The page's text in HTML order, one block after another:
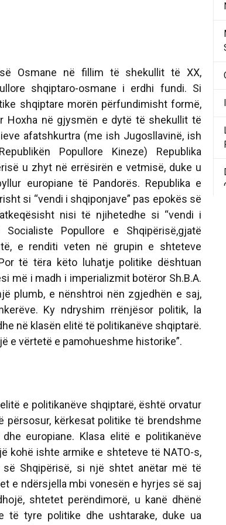
Osmane në fillim të shekullit të XX,
shqiptaro-osmane i erdhi fundi. Si
shqiptare morën përfundimisht formë,
Hoxha në gjysmën e dytë të shekullit të
afatshkurtra (me ish Jugosllavinë, ish
Popullore Kineze) Republika
u zhyt në errësirën e vetmisë, duke u
europiane të Pandorës. Republika e
si “vendi i shqiponjave” pas epokës së
nisi të njihetedhe si “vendi i
Socialiste Popullore e Shqipërisë,gjatë
e renditi veten në grupin e shteteve
të tëra këto luhatje politike dështuan
më i madh i imperializmit botëror Sh.B.A.
plumb, e nënshtroi nën zgjedhën e saj,
Ky ndryshim rrënjësor politik, la
në klasën elitë të politikanëve shqiptarë.
e vërtetë e pamohueshme historike”.
e politikanëve shqiptarë, është orvatur
përsosur, kërkesat politike të brendshme
europiane. Klasa elitë e politikanëve
kohë ishte armike e shteteve të NATO-s,
së Shqipërisë, si një shtet anëtar më të
e ndërsjella mbi vonesën e hyrjes së saj
shtetet perëndimorë, u kanë dhënë
të tyre politike dhe ushtarake, duke ua